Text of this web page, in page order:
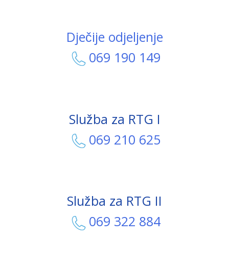
Dječije odjeljenje
069 190 149
Služba za RTG I
069 210 625
Služba za RTG II
069 322 884